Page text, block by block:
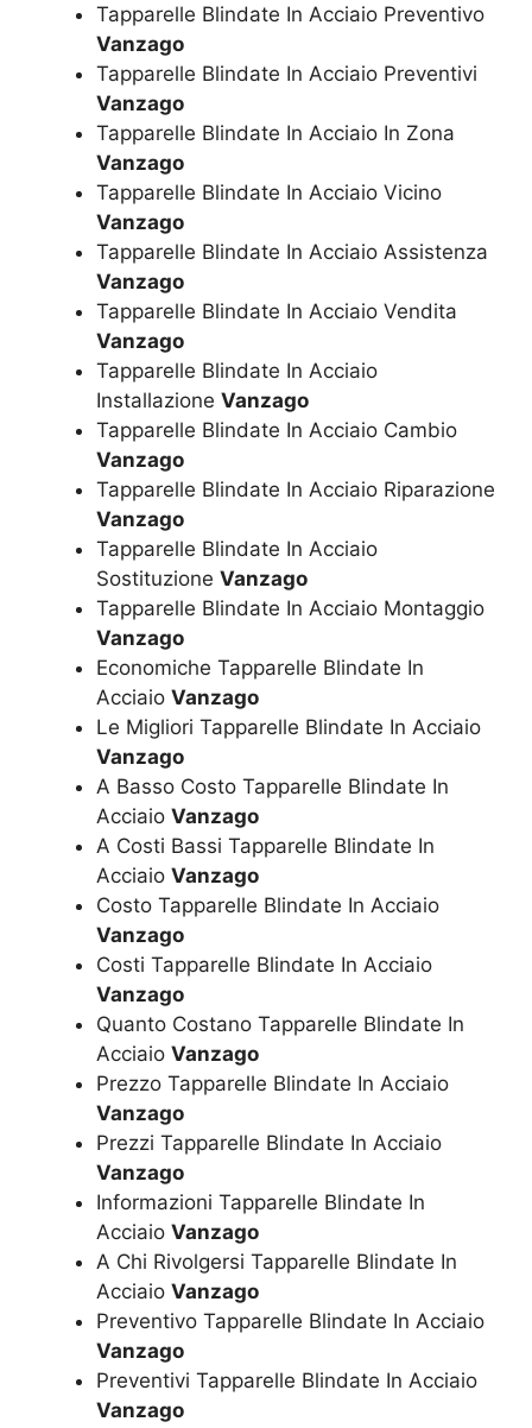
Tapparelle Blindate In Acciaio Preventivo
Vanzago
Tapparelle Blindate In Acciaio Preventivi
Vanzago
Tapparelle Blindate In Acciaio In Zona
Vanzago
Tapparelle Blindate In Acciaio Vicino
Vanzago
Tapparelle Blindate In Acciaio Assistenza
Vanzago
Tapparelle Blindate In Acciaio Vendita
Vanzago
Tapparelle Blindate In Acciaio
Installazione Vanzago
Tapparelle Blindate In Acciaio Cambio
Vanzago
Tapparelle Blindate In Acciaio Riparazione
Vanzago
Tapparelle Blindate In Acciaio
Sostituzione Vanzago
Tapparelle Blindate In Acciaio Montaggio
Vanzago
Economiche Tapparelle Blindate In
Acciaio Vanzago
Le Migliori Tapparelle Blindate In Acciaio
Vanzago
A Basso Costo Tapparelle Blindate In
Acciaio Vanzago
A Costi Bassi Tapparelle Blindate In
Acciaio Vanzago
Costo Tapparelle Blindate In Acciaio
Vanzago
Costi Tapparelle Blindate In Acciaio
Vanzago
Quanto Costano Tapparelle Blindate In
Acciaio Vanzago
Prezzo Tapparelle Blindate In Acciaio
Vanzago
Prezzi Tapparelle Blindate In Acciaio
Vanzago
Informazioni Tapparelle Blindate In
Acciaio Vanzago
A Chi Rivolgersi Tapparelle Blindate In
Acciaio Vanzago
Preventivo Tapparelle Blindate In Acciaio
Vanzago
Preventivi Tapparelle Blindate In Acciaio
Vanzago